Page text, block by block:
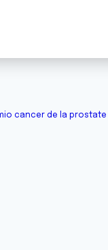
cancer de la prostate